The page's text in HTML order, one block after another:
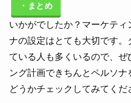
・まとめ
いかがでしたか？マーケティ
ナの設定はとても大切です。
ている人も多くいるので、ぜ
ング計画できちんとペルソ
どうかチェックしてみてくだ